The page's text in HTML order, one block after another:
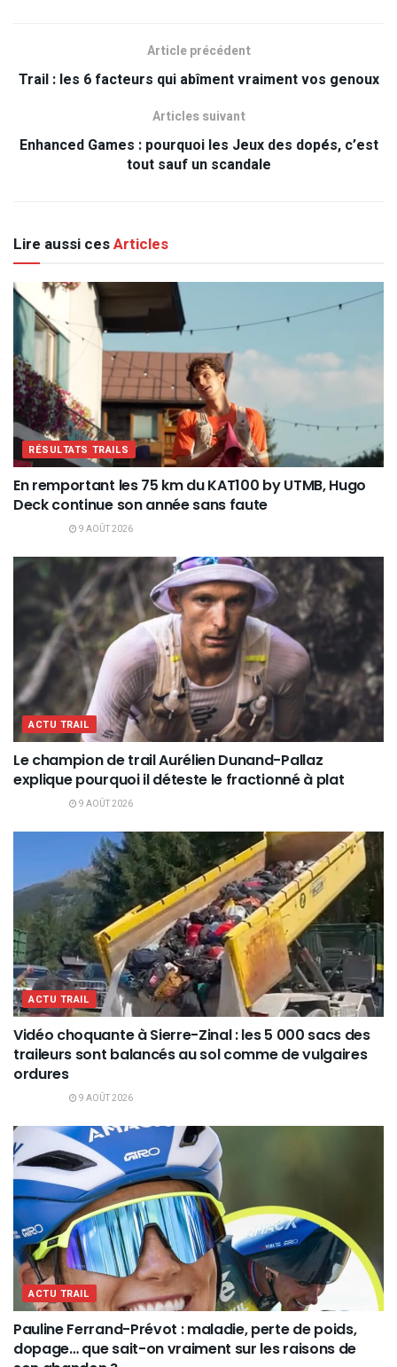
Article précédent
Trail : les 6 facteurs qui abîment vraiment vos genoux
Articles suivant
Enhanced Games : pourquoi les Jeux des dopés, c’est
tout sauf un scandale
Lire aussi cesArticles
RÉSULTATS TRAILS
En remportant les 75 km du KAT100 by UTMB, Hugo
Deck continue son année sans faute
9 AOÛT 2026
ACTU TRAIL
Le champion de trail Aurélien Dunand-Pallaz
explique pourquoi il déteste le fractionné à plat
9 AOÛT 2026
ACTU TRAIL
Vidéo choquante à Sierre-Zinal : les 5 000 sacs des
traileurs sont balancés au sol comme de vulgaires
ordures
9 AOÛT 2026
ACTU TRAIL
Pauline Ferrand-Prévot : maladie, perte de poids,
dopage… que sait-on vraiment sur les raisons de